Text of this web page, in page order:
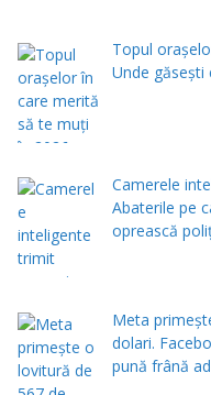
Topul
Unde găsești
Camerele
Abaterile pe
oprească
Meta
dolari.
pună frână